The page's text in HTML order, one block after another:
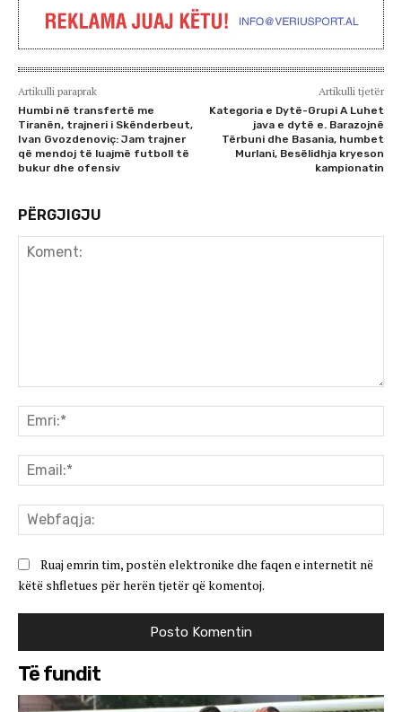
Artikulli paraprak
Humbi në transfertë me
Tiranën, trajneri i Skënderbeut,
Ivan Gvozdenoviç: Jam trajner
që mendoj të luajmë futboll të
bukur dhe ofensiv
Artikulli tjetër
Kategoria e Dytë-Grupi A Luhet
java e dytë e. Barazojnë
Tërbuni dhe Basania, humbet
Murlani, Besëlidhja kryeson
kampionatin
PËRGJIGJU
Ruaj emrin tim, postën elektronike dhe faqen e internetit në
këtë shfletues për herën tjetër që komentoj.
Të fundit